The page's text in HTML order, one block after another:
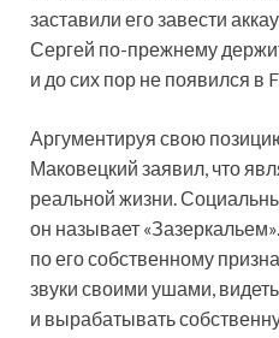
заставили его завести
Сергей по-прежнему
и до сих пор не появился в
Аргументируя свою
Маковецкий заявил, что
реальной жизни.
он называет
по его собственному
звуки своими ушами,
и вырабатывать